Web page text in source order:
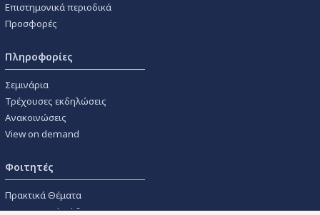
Επιστημονικά περιοδικά
Προσφορές
Πληροφορίες
Σεμινάρια
Τρέχουσες εκδηλώσεις
Ανακοινώσεις
View on demand
Φοιτητές
Πρακτικά Θέματα
Οικονομικοί Κώδικες